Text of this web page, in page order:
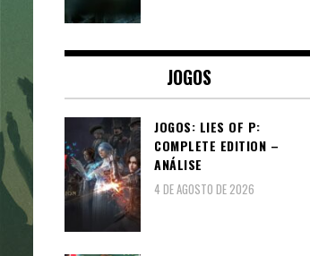
JOGOS
JOGOS: LIES OF P:
COMPLETE EDITION –
ANÁLISE
4 DE AGOSTO DE 2026